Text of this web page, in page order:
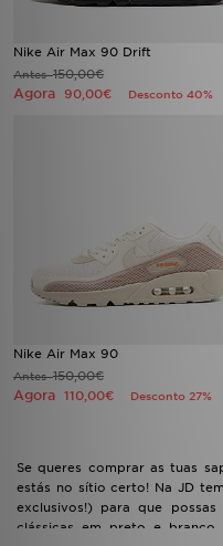
Nike Air Max 90 Drift
Antes150,00€
Agora 90,00€ Desconto 40%
Nike Air Max 90
Antes150,00€
Agora 110,00€ Desconto 27%
Se queres comprar as tuas
estás no sítio certo! Na JD
exclusivos!) para que
clássicas em preto e